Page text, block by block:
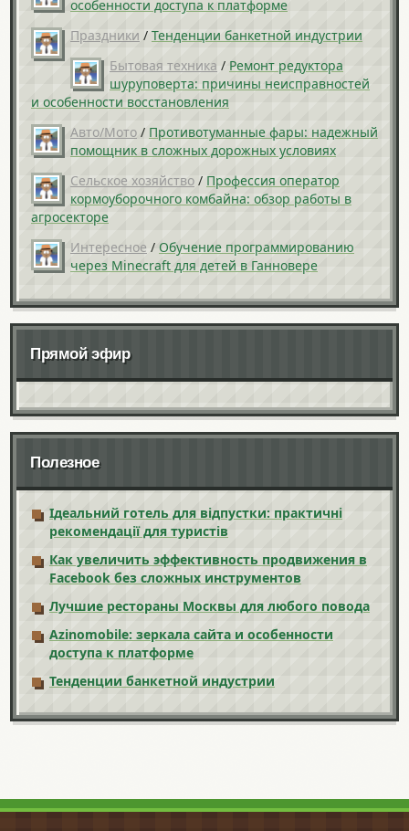
особенности доступа к платформе
Праздники / Тенденции банкетной индустрии
Бытовая техника / Ремонт редуктора
шуруповерта: причины неисправностей
и особенности восстановления
Авто/Мото / Противотуманные фары: надежный
помощник в сложных дорожных условиях
Сельское хозяйство / Профессия оператор
кормоуборочного комбайна: обзор работы в
агросекторе
Интересное / Обучение программированию
через Minecraft для детей в Ганновере
Прямой эфир
Полезное
Ідеальний готель для відпустки: практичні
рекомендації для туристів
Как увеличить эффективность продвижения в
Facebook без сложных инструментов
Лучшие рестораны Москвы для любого повода
Azinomobile: зеркала сайта и особенности
доступа к платформе
Тенденции банкетной индустрии